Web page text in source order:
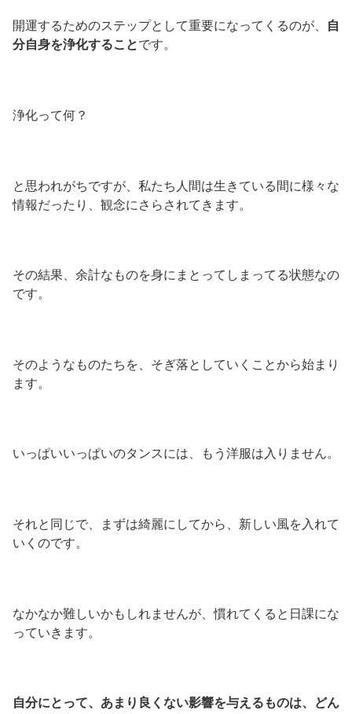
開運するためのステップとして重要になってくるのが、
自
分自身を浄化することです。
浄化って何？
と思われがちですが、私たち人間は生きている間に様々な
情報だったり、観念にさらされてきます。
その結果、余計なものを身にまとってしまってる状態なの
です。
そのようなものたちを、そぎ落としていくことから始まり
ます。
いっぱいいっぱいのタンスには、もう洋服は入りません。
それと同じで、まずは綺麗にしてから、新しい風を入れて
いくのです。
なかなか難しいかもしれませんが、慣れてくると日課にな
っていきます。
自分にとって、あまり良くない影響を与えるものは、どん